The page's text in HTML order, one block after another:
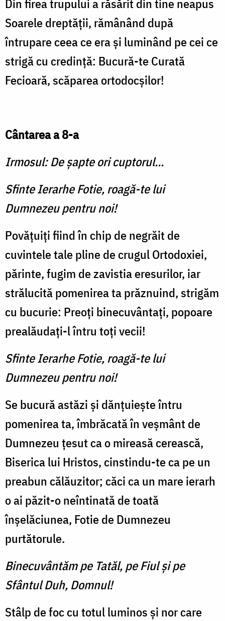
Din firea trupului a răsărit din tine neapus
Soarele dreptății, rămânând după
întrupare ceea ce era și luminând pe cei ce
strigă cu credință: Bucură-te Curată
Fecioară, scăparea ortodocșilor!
Cântarea a 8-a
Irmosul: De șapte ori cuptorul...
Sfinte Ierarhe Fotie, roagă-te lui
Dumnezeu pentru noi!
Povățuiți fiind în chip de negrăit de
cuvintele tale pline de crugul Ortodoxiei,
părinte, fugim de zavistia eresurilor, iar
strălucită pomenirea ta prăznuind, strigăm
cu bucurie: Preoți binecuvântați, popoare
prealăudați-l întru toți vecii!
Sfinte Ierarhe Fotie, roagă-te lui
Dumnezeu pentru noi!
Se bucură astăzi și dănțuiește întru
pomenirea ta, îmbrăcată în veșmânt de
Dumnezeu țesut ca o mireasă cerească,
Biserica lui Hristos, cinstindu-te ca pe un
preabun călăuzitor; căci ca un mare ierarh
o ai păzit-o neîntinată de toată
înșelăciunea, Fotie de Dumnezeu
purtătorule.
Binecuvântăm pe Tatăl, pe Fiul și pe
Sfântul Duh, Domnul!
Stâlp de foc cu totul luminos și nor care